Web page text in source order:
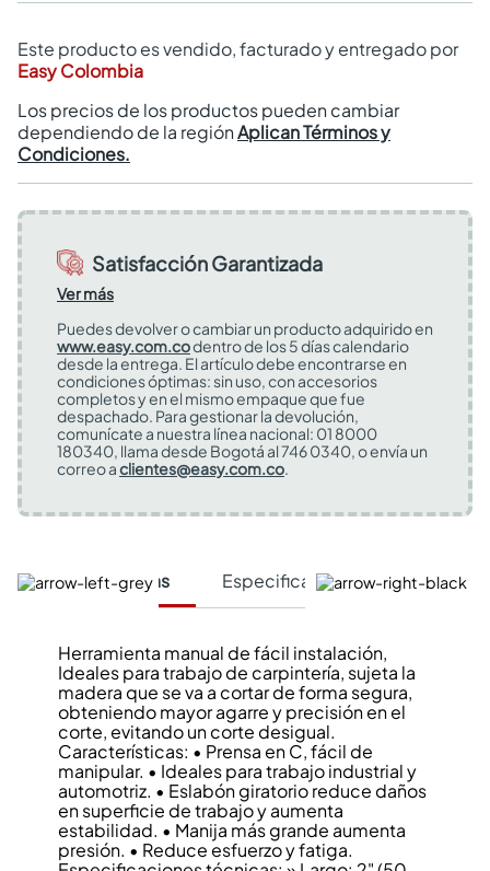
Este producto es vendido, facturado y entregado por
Easy Colombia
Los precios de los productos pueden cambiar
dependiendo de la regiónAplican Términos y
Condiciones.
Satisfacción Garantizada
Ver más
Puedes devolver o cambiar un producto adquirido en
www.easy.com.codentro de los 5 días calendario
desde la entrega. El artículo debe encontrarse en
condiciones óptimas: sin uso, con accesorios
completos y en el mismo empaque que fue
despachado. Para gestionar la devolución,
comunícate a nuestra línea nacional: 01 8000
180340, llama desde Bogotá al 746 0340, o envía un
correo aclientes@easy.com.co.
Características Especificaciones Técnicas
Herramienta manual de fácil instalación,
Ideales para trabajo de carpintería, sujeta la
madera que se va a cortar de forma segura,
obteniendo mayor agarre y precisión en el
corte, evitando un corte desigual.
Características: • Prensa en C, fácil de
manipular. • Ideales para trabajo industrial y
automotriz. • Eslabón giratorio reduce daños
en superficie de trabajo y aumenta
estabilidad. • Manija más grande aumenta
presión. • Reduce esfuerzo y fatiga.